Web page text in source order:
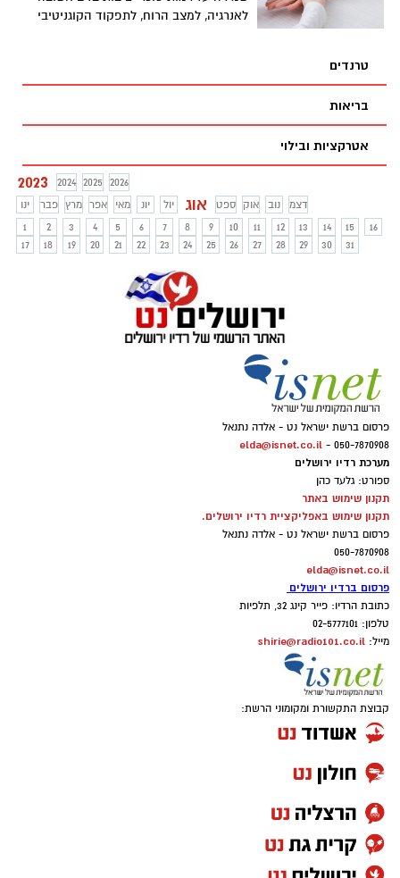
לאנרגיה, למצב הרוח, לתפקוד הקוגניטיבי
טרנדים
בריאות
אטרקציות ובילוי
2023 2024 2025
2026
ינו
פבר מרץ אפר מאי יונ יול אוג ספט אוק נוב
דצמ
1
2 3 4 5 6 7 8 9 10 11 12 13 14 15
16
17
18 19 20 21 22 23 24 25 26 27 28 29 30 31
פרסום ברשת ישראל נט - אלדה נתנאל
050-7870908 -
elda@isnet.co.il
מערכת רדיו ירושלים
ספורט: גלעד כהן
תקנון שימוש באתר
תקנון שימוש באפליקציית רדיו ירושלים.
פרסום ברשת ישראל נט - אלדה נתנאל
050-7870908
elda@isnet.co.il
פרסום ברדיו ירושלים
כתובת הרדיו: פייר קינג 32, תלפיות
טלפון: 02-5777101
מייל: shirie@radio101.co.il
קבוצת התקשורת ומקומוני הרשת: